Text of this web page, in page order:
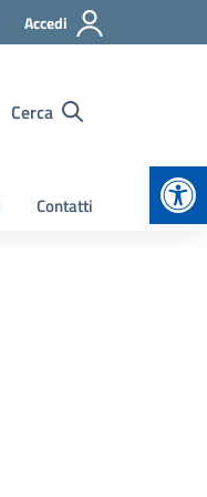
Accedi
Cerca
Contatti